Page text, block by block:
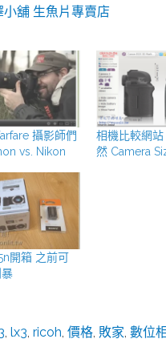
小舖 生魚片專賣店
攝影師們
vs. Nikon
相機比較網
然 Camera
開箱 之前可
,lx3,ricoh,價格, 敗家,數位